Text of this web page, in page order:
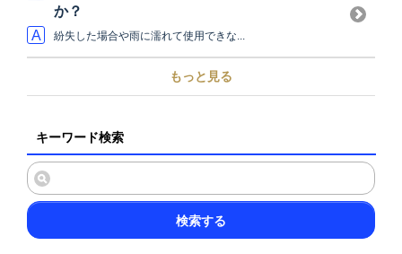
か？
紛失した場合や雨に濡れて使用できな...
もっと見る
キーワード検索
検索する